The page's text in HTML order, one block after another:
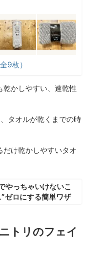
9枚）
かしやすい、速乾性
タオルが乾くまでの時
け乾かしやすいタオ
やっちゃいけないこ
ゼロにする簡単ワザ
トリのフェイ